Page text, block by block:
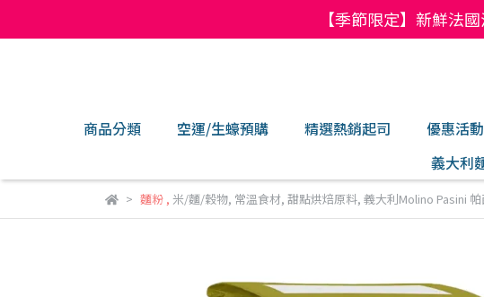
【季節限定】新鮮法
商品分類 空運/生蠔預購 精選熱銷起司 優惠活動
義大利
麵粉, 米/麵/穀物, 常溫食材, 甜點烘焙原料, 義大利Molino Pasini